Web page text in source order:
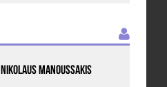
Nikolaus Manoussakis